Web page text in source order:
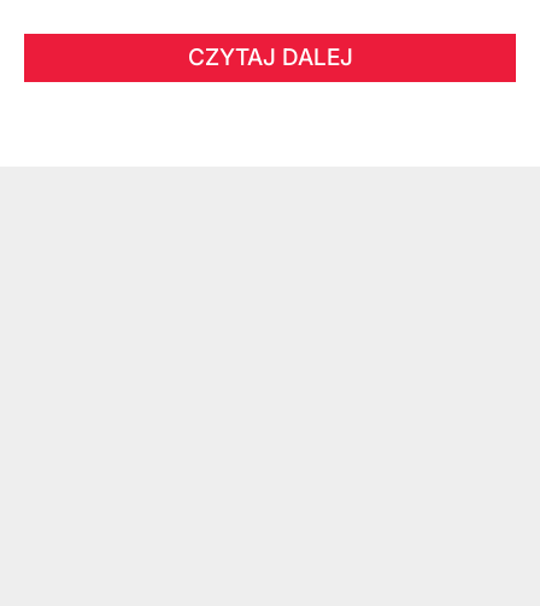
CZYTAJ DALEJ